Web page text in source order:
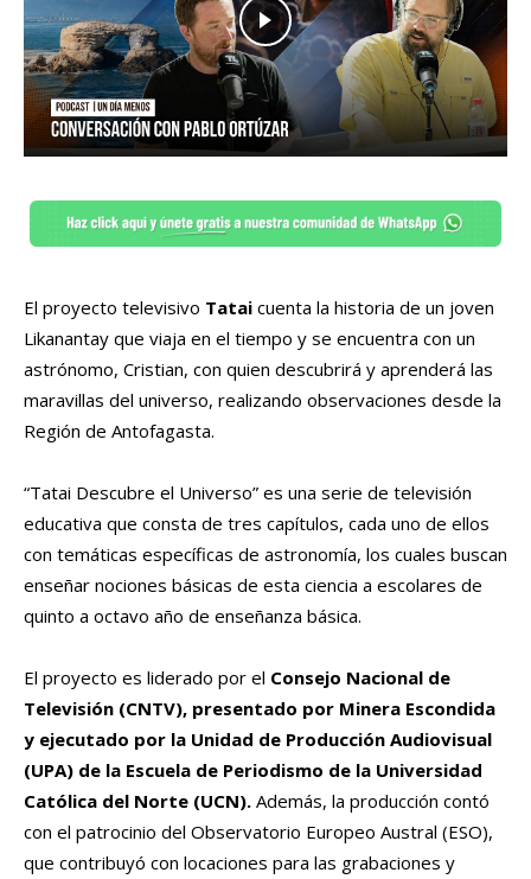
El proyecto televisivo Tatai cuenta la historia de un joven
Likanantay que viaja en el tiempo y se encuentra con un
astrónomo, Cristian, con quien descubrirá y aprenderá las
maravillas del universo, realizando observaciones desde la
Región de Antofagasta.
“Tatai Descubre el Universo” es una serie de televisión
educativa que consta de tres capítulos, cada uno de ellos
con temáticas específicas de astronomía, los cuales buscan
enseñar nociones básicas de esta ciencia a escolares de
quinto a octavo año de enseñanza básica.
El proyecto es liderado por el Consejo Nacional de
Televisión (CNTV), presentado por Minera Escondida
y ejecutado por la Unidad de Producción Audiovisual
(UPA) de la Escuela de Periodismo de la Universidad
Católica del Norte (UCN). Además, la producción contó
con el patrocinio del Observatorio Europeo Austral (ESO),
que contribuyó con locaciones para las grabaciones y